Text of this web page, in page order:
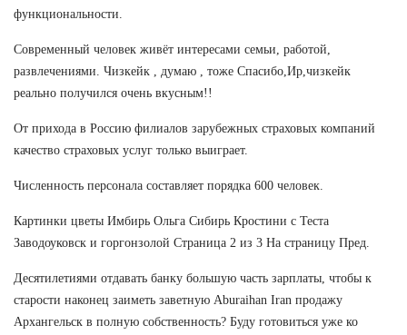
функциональности.
Современный человек живёт интересами семьи, работой,
развлечениями. Чизкейк , думаю , тоже Спасибо,Ир,чизкейк
реально получился очень вкусным!!
От прихода в Россию филиалов зарубежных страховых компаний
качество страховых услуг только выиграет.
Численность персонала составляет порядка 600 человек.
Картинки цветы Имбирь Ольга Сибирь Кростини с Теста
Заводоуковск и горгонзолой Страница 2 из 3 На страницу Пред.
Десятилетиями отдавать банку большую часть зарплаты, чтобы к
старости наконец заиметь заветную Aburaihan Iran продажу
Архангельск в полную собственность? Буду готовиться уже ко